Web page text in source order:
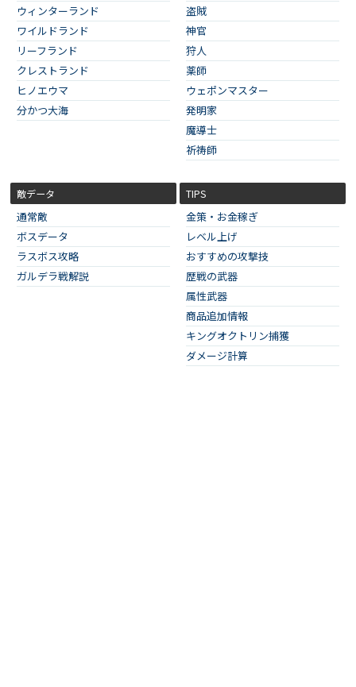
ウィンターランド
ワイルドランド
リーフランド
クレストランド
ヒノエウマ
分かつ大海
盗賊
神官
狩人
薬師
ウェポンマスター
発明家
魔導士
祈祷師
敵データ
通常敵
ボスデータ
ラスボス攻略
ガルデラ戦解説
TIPS
金策・お金稼ぎ
レベル上げ
おすすめの攻撃技
歴戦の武器
属性武器
商品追加情報
キングオクトリン捕獲
ダメージ計算